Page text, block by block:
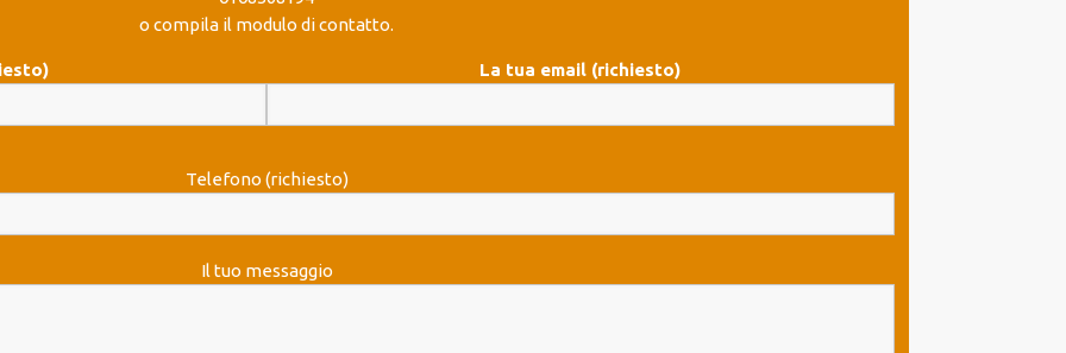
o compila il modulo di contatto.
La tua email (richiesto)
Telefono (richiesto)
Il tuo messaggio